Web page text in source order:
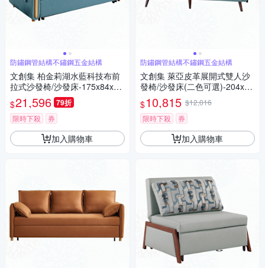
防鏽鋼管結構不鏽鋼五金結構
文創集 柏金莉湖水藍科技布前
拉式沙發椅/沙發床-175x84x78
cm免組
$21,596 79折
限時下殺 券
加入購物車
防鏽鋼管結構不鏽鋼五金結構
文創集 萊亞皮革展開式雙人沙
發椅/沙發床(二色可選)-204x85
x93cm免組
$10,815 $12,016
限時下殺
券
加入購物車